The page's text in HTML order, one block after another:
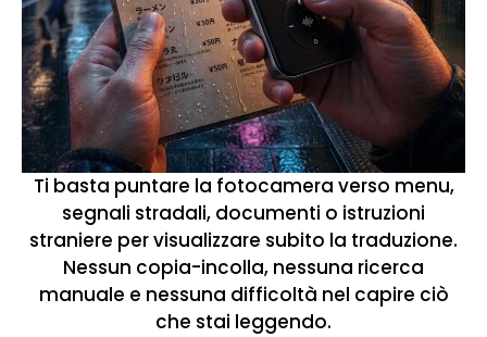
Ti basta puntare la fotocamera verso menu,
segnali stradali, documenti o istruzioni
straniere per visualizzare subito la traduzione.
Nessun copia-incolla, nessuna ricerca
manuale e nessuna difficoltà nel capire ciò
che stai leggendo.